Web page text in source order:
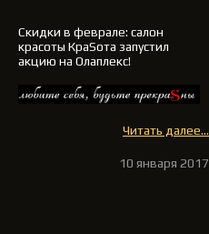
Скидки в феврале: салон
красоты КраSота запустил
акцию на Олаплекс!
Читать далее...
10 января 2017